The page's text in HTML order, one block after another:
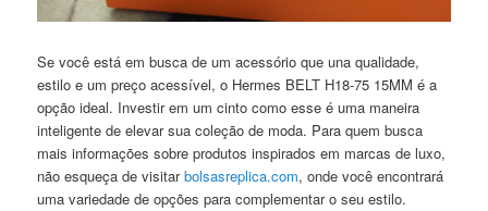
Se você está em busca de um acessório que una qualidade,
estilo e um preço acessível, o Hermes BELT H18-75 15MM é a
opção ideal. Investir em um cinto como esse é uma maneira
inteligente de elevar sua coleção de moda. Para quem busca
mais informações sobre produtos inspirados em marcas de luxo,
não esqueça de visitarbolsasreplica.com, onde você encontrará
uma variedade de opções para complementar o seu estilo.